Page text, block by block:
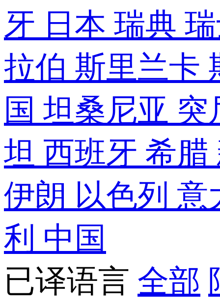
牙 日本 瑞典
拉伯 斯里兰卡
国坦桑尼亚 突
坦 西班牙 希腊
伊朗 以色列 意
利 中国
已译语言 全部